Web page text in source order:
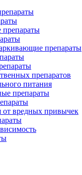
препараты
препараты
препаратов
питания
препараты
от вредных привычек